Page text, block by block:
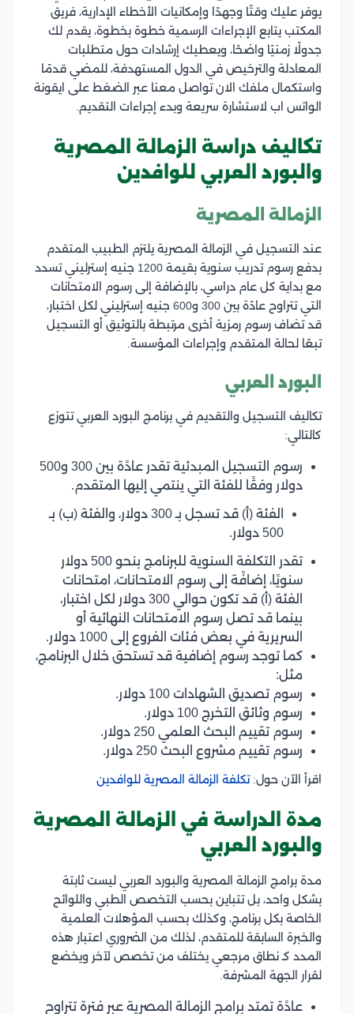
يوفر عليك وقتًا وجهدًا وإمكانيات الأخطاء الإدارية، فريق
المكتب يتابع الإجراءات الرسمية خطوة بخطوة، يقدم لك
جدولًا زمنيًا واضحًا، ويعطيك إرشادات حول متطلبات
المعادلة والترخيص في الدول المستهدفة، للمضي قدمًا
واستكمال ملفك الان تواصل معنا عبر الضغط على ايقونة
الواتس اب لاستشارة سريعة وبدء إجراءات التقديم.
تكاليف دراسة الزمالة المصرية
والبورد العربي للوافدين
الزمالة المصرية
عند التسجيل في الزمالة المصرية يلتزم الطبيب المتقدم
بدفع رسوم تدريب سنوية بقيمة 1200 جنيه إسترليني تسدد
مع بداية كل عام دراسي، بالإضافة إلى رسوم الامتحانات
التي تتراوح عادًة بين 300 و600 جنيه إسترليني لكل اختبار،
قد تضاف رسوم رمزية أخرى مرتبطة بالتوثيق أو التسجيل
تبعًا لحالة المتقدم وإجراءات المؤسسة.
البورد العربي
تكاليف التسجيل والتقديم في برنامج البورد العربي تتوزع
كالتالي:
رسوم التسجيل المبدئية تقدر عادًة بين 300 و500
دولار وفقًا للفئة التي ينتمي إليها المتقدم.
الفئة (أ) قد تسجل بـ 300 دولار، والفئة (ب) بـ
500 دولار.
تقدر التكلفة السنوية للبرنامج بنحو 500 دولار
سنويًا، إضافًة إلى رسوم الامتحانات، امتحانات
الفئة (أ) قد تكون حوالي 300 دولار لكل اختبار،
بينما قد تصل رسوم الامتحانات النهائية أو
السريرية في بعض فئات الفروع إلى 1000 دولار.
كما توجد رسوم إضافية قد تستحق خلال البرنامج،
مثل:
رسوم تصديق الشهادات 100 دولار.
رسوم وثائق التخرج 100 دولار.
رسوم تقييم البحث العلمي 250 دولار.
رسوم تقييم مشروع البحث 250 دولار.
اقرأ الآن حول:تكلفة الزمالة المصرية للوافدين
مدة الدراسة في الزمالة المصرية
والبورد العربي
مدة برامج الزمالة المصرية والبورد العربي ليست ثابتة
بشكل واحد، بل تتباين بحسب التخصص الطبي واللوائح
الخاصة بكل برنامج، وكذلك بحسب المؤهلات العلمية
والخبرة السابقة للمتقدم، لذلك من الضروري اعتبار هذه
المدد كـ نطاق مرجعي يختلف من تخصص لآخر ويخضع
لقرار الجهة المشرفة.
عادًة تمتد برامج الزمالة المصرية عبر فترة تتراوح